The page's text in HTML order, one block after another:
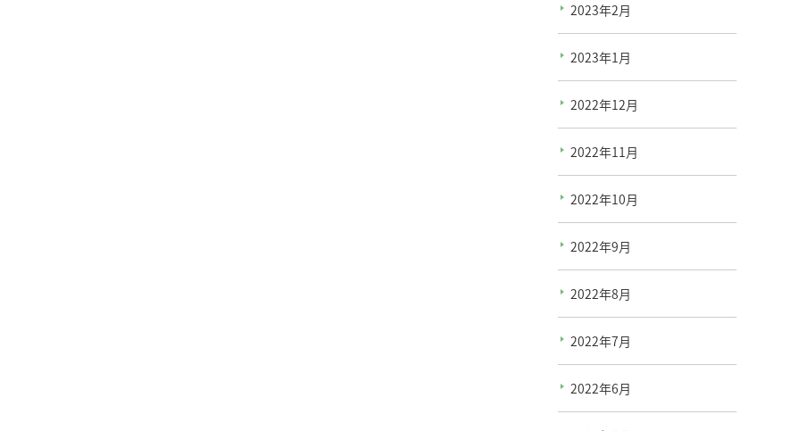
2023年2月
2023年1月
2022年12月
2022年11月
2022年10月
2022年9月
2022年8月
2022年7月
2022年6月